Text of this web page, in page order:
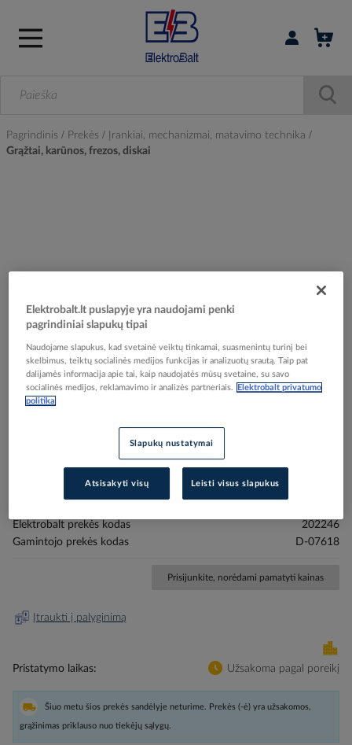
Prisijungti /
Pagrindinis Prekės
Įrankiai, mechanizmai, matavimo technika
Grąžtai, karūnos, frezos, diskai
gallery
the
images
Reali prekė gali skirtis nuo pavaizduotos nuotraukoje
Grąžtas spiralinis 20x450mm - MAKITA
Elektrobalt prekės kodas
202246
Gamintojo prekės kodas
D-07618
Prisijunkite, norėdami pamatyti kainas
Įtraukti į palyginimą
Pristatymo laikas Užsakoma pagal poreikį
Šiuo metu šios prekės sandėlyje neturime. Prekės (-ė) yra užsakomos,
grąžinimas priklauso nuo tiekėjų sąlygų.
Elektrobalt.lt puslapyje yra naudojami penki
pagrindiniai slapukų tipai
Naudojame slapukus, kad svetainė veiktų tinkamai, suasmenintų turinį bei
skelbimus, teiktų socialinės medijos funkcijas ir analizuotų srautą. Taip pat
dalijamės informacija apie tai, kaip naudojatės mūsų svetaine, su savo
socialinės medijos, reklamavimo ir analizės partneriais.
Elektrobalt privatumo
politika
Slapukų nustatymai
Atsisakyti visų Leisti visus slapukus